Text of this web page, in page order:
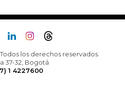
los derechos reservados.
37-32, Bogotá
1 4227600